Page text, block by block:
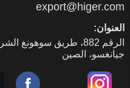
moc.regih@tropxe
العنوان:
الرقم 288، طريق سوهونغ
جيانغسو، الصين